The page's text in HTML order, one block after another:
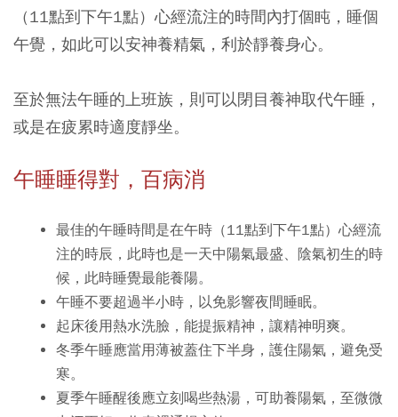
（11點到下午1點）心經流注的時間內打個盹，睡個
午覺，如此可以安神養精氣，利於靜養身心。
至於無法午睡的上班族，則可以閉目養神取代午睡，
或是在疲累時適度靜坐。
午睡睡得對，百病消
最佳的午睡時間是在午時（11點到下午1點）心經流
注的時辰，此時也是一天中陽氣最盛、陰氣初生的時
候，此時睡覺最能養陽。
午睡不要超過半小時，以免影響夜間睡眠。
起床後用熱水洗臉，能提振精神，讓精神明爽。
冬季午睡應當用薄被蓋住下半身，護住陽氣，避免受
寒。
夏季午睡醒後應立刻喝些熱湯，可助養陽氣，至微微